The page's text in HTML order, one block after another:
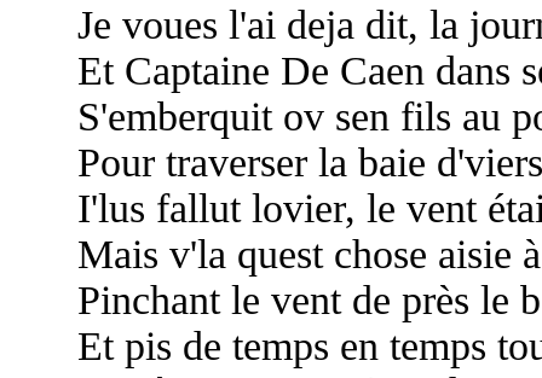
Je voues l'ai deja dit, la
Et Captaine De Caen dans
S'emberquit ov sen fils au
Pour traverser la baie
I'lus fallut lovier, le vent
Mais v'la quest chose aisie
Pinchant le vent de près le
Et pis de temps en temps